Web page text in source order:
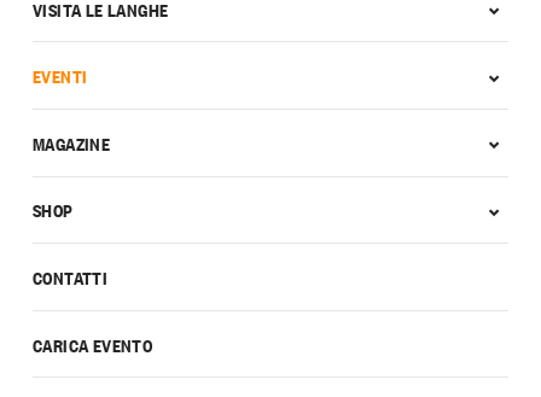
CONTATTI
CARICA EVENTO
VISITA LE LANGHE
EVENTI
MAGAZINE
SHOP